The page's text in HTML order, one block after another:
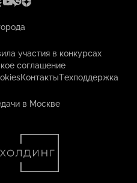
участия в конкурсах
соглашение
КонтактыТехподдержка
в Москве